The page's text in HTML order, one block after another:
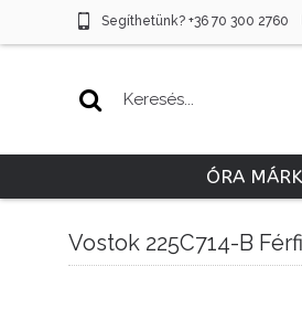
Segíthetünk? +36 70 300 2760
ÓRA
Vostok 225C714-B